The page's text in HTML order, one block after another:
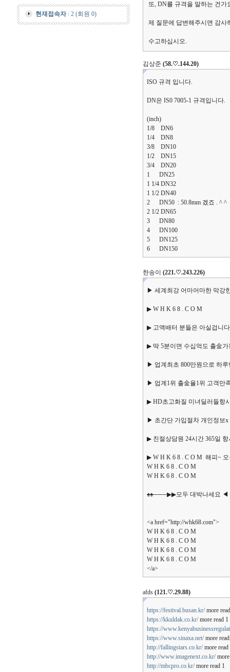
현재접속자: 2 (회원 0)
또, DN를 규격을 말하는 건가
제 질문에 답변해주시면 감사
수고하십시오.
김상준 (58.♡.144.20)
ISO 규격 입니다.
DN은 IS0 7005-1 규격입니다.
(inch)
1/8 DN6
1/4 DN8
3/8 DN10
1/2 DN15
3/4 DN20
1 DN25
1 1/4 DN32
1 1/2 DN40
2 DN50 : 50.8mm 겠죠 . ^ ^
2 1/2 DN65
3 DN80
4 DN100
5 DN125
6 DN150
한송이 (221.♡.243.226)
▶ 세계최강 어마어마한 막강
▶ W H K 6 8 . C O M
▶ 고액배터 분들은 아실겁니
▶ 딱 5분이면 수십억도 출金
▶ 업계최초 800만원으로 하
▶ 업계1위 출金율1위 고객만
▶ HD초고화질 미녀딜러들항
▶ 초간단 가입절차 개인정보
▶ 친절상담원 24시간 365일
▶ W H K 6 8 . C O M 해피~
W H K 6 8 . C O M
W H K 6 8 . C O M
♠♠───▶▶모두 대박나세요
<a href="http://whk68.com">
W H K 6 8 . C O M
W H K 6 8 . C O M
W H K 6 8 . C O M
W H K 6 8 . C O M
</a>
afds (121.♡.29.88)
https://festival.busan.kr/more
https://kkuldak.co.kr/more read 1
https://
https://www.sinaxa.net/more
http://fallingstars.co.kr/more read
http://www.imagenext.co.kr/more
http://mbcpro.co.kr/more read 1